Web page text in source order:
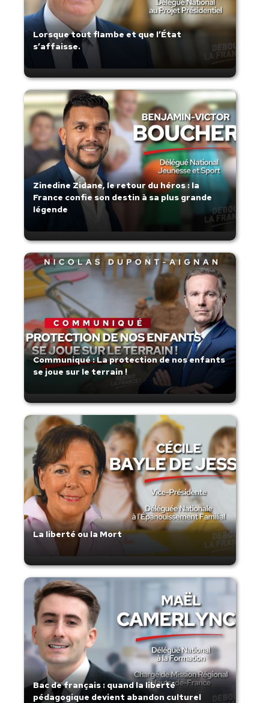
Lorsque tout flambe et que l’État
s’affaisse.
Zinedine Zidane, le retour du héros : la
France confie son destin à sa plus grande
légende
Communiqué : La protection de nos enfants
se joue sur le terrain !
La liberté ou la Mort
Bac de français : quand la liberté
pédagogique devient abandon culturel